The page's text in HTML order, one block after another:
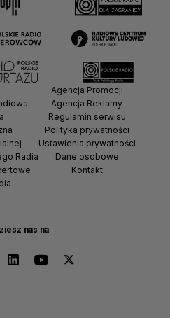
nas na
Radia
Agencja Promocji
Agencja Reklamy
Regulamin serwisu
Polityka prywatności
Ustawienia prywatności
Dane osobowe
Kontakt